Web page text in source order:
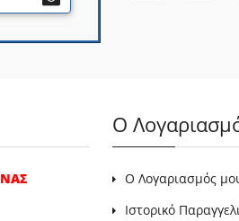
Ο
Ο Λογαριασμός
Ιστορικό